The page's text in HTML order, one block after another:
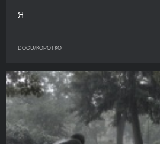
Я
DOCU/КОРОТКО